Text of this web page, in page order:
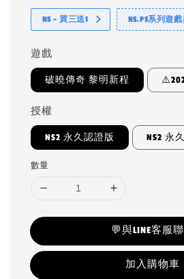
NS - 買三送1 NS.PS系列遊
遊戲
破曉傳奇 黎明新程
授權
NS2 永久認證版 NS2 永
數量
💬與LINE客服
加入購物車